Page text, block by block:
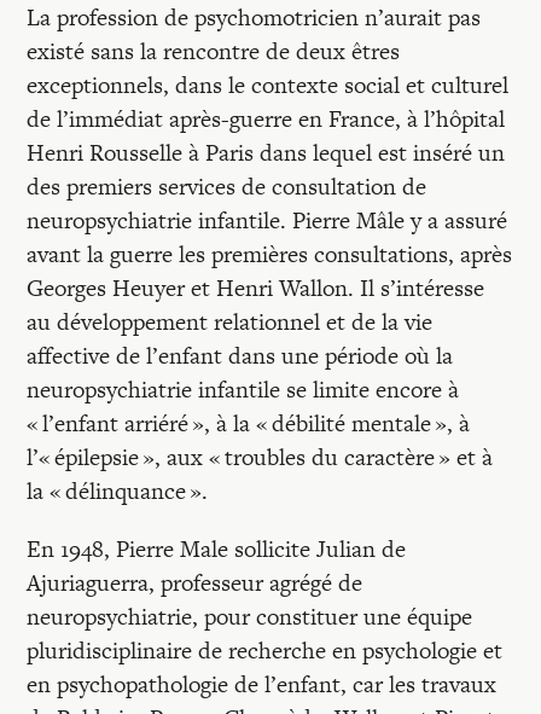
Entretiens
Revues
Colloque
Mon panier
Mon compte
La profession de psychomotricien n’aurait pas
existé sans la rencontre de deux êtres
exceptionnels, dans le contexte social et culturel
de l’immédiat après-guerre en France, à l’hôpital
Henri Rousselle à Paris dans lequel est inséré un
des premiers services de consultation de
neuropsychiatrie infantile. Pierre Mâle y a assuré
avant la guerre les premières consultations, après
Georges Heuyer et Henri Wallon. Il s’intéresse
au développement relationnel et de la vie
affective de l’enfant dans une période où la
neuropsychiatrie infantile se limite encore à
« l’enfant arriéré », à la « débilité mentale », à
l’« épilepsie », aux « troubles du caractère » et à
la « délinquance ».
En 1948, Pierre Male sollicite Julian de
Ajuriaguerra, professeur agrégé de
neuropsychiatrie, pour constituer une équipe
pluridisciplinaire de recherche en psychologie et
en psychopathologie de l’enfant, car les travaux